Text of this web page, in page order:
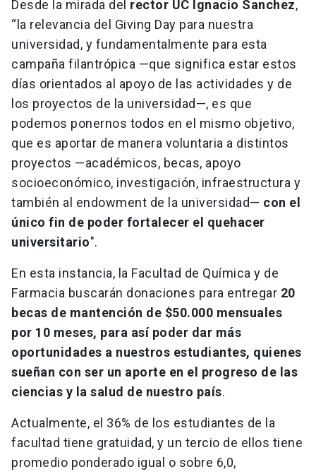
Desde la mirada del rector UC Ignacio Sanchez,
“la relevancia del Giving Day para nuestra
universidad, y fundamentalmente para esta
campaña filantrópica —que significa estar estos
días orientados al apoyo de las actividades y de
los proyectos de la universidad—, es que
podemos ponernos todos en el mismo objetivo,
que es aportar de manera voluntaria a distintos
proyectos —académicos, becas, apoyo
socioeconómico, investigación, infraestructura y
también al endowment de la universidad— con el
único fin de poder fortalecer el quehacer
universitario".
En esta instancia, la Facultad de Química y de
Farmacia buscarán donaciones para entregar 20
becas de mantención de $50.000 mensuales
por 10 meses, para así poder dar más
oportunidades a nuestros estudiantes, quienes
sueñan con ser un aporte en el progreso de las
ciencias y la salud de nuestro país.
Actualmente, el 36% de los estudiantes de la
facultad tiene gratuidad, y un tercio de ellos tiene
promedio ponderado igual o sobre 6,0,